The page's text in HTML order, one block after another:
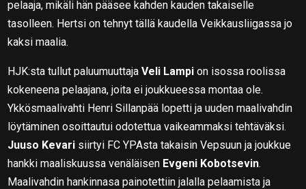
pelaaja, mikäli hän pääsee kahden kauden takaiselle
tasolleen. Hertsi on tehnyt tällä kaudella Veikkausliigassa jo
kaksi maalia.
HJK:sta tullut paluumuuttajaVeli Lampi on isossa roolissa
kokeneena pelaajana, joita ei joukkueessa montaa ole.
Ykkösmaalivahti Henri Sillanpää lopetti ja uuden maalivahdin
löytäminen osoittautui odotettua vaikeammaksi tehtäväksi.
Juuso Kevari siirtyi FC YPAsta takaisin Vepsuun ja joukkue
hankki maaliskuussa venäläisen Evgeni Kobotsevin.
Maalivahdin hankinnasa painotettiin jalalla pelaamista ja